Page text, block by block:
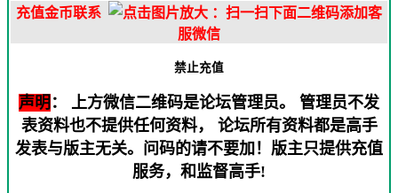
充值金币联系
：扫一扫下面二维码添加客
服微信
禁止充值
声明 ： 上方微信二维码是论坛管理员。 管理员不发
表资料也不提供任何资料， 论坛所有资料都是高手
发表与版主无关。问码的请不要加！版主只提供充值
服务，和监督高手!